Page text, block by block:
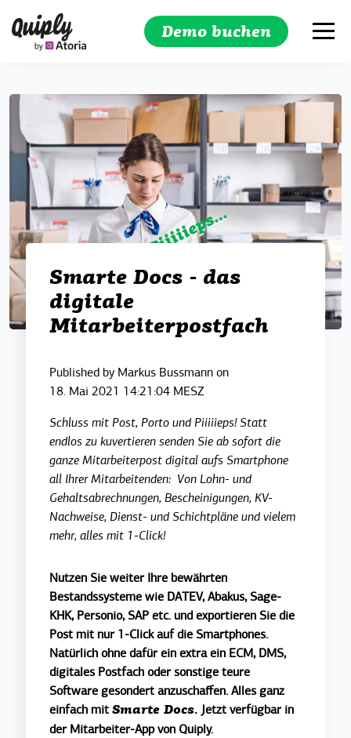
Demo buchen
Smarte Docs - das
digitale
Mitarbeiterpostfach
Published by Markus Bussmannon
18. Mai 2021 14:21:04 MESZ
Schluss mit Post, Porto und Piiiiieps! Statt
endlos zu kuvertieren senden Sie ab sofort die
ganze Mitarbeiterpost digital aufs Smartphone
all Ihrer Mitarbeitenden: Von Lohn- und
Gehaltsabrechnungen, Bescheinigungen, KV-
Nachweise, Dienst- und Schichtpläne und vielem
mehr, alles mit 1-Click!
Nutzen Sie weiter Ihre bewährten
Bestandssysteme wie DATEV, Abakus, Sage-
KHK, Personio, SAP etc. und exportieren Sie die
Post mit nur 1-Click auf die Smartphones.
Natürlich ohne dafür ein extra ein ECM, DMS,
digitales Postfach oder sonstige teure
Software gesondert anzuschaffen. Alles ganz
einfach mitSmarte Docs. Jetzt verfügbar in
der Mitarbeiter-App von Quiply.